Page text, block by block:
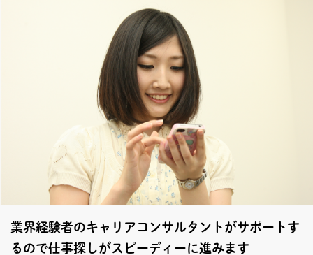
業界経験者のキャリアコンサルタントがサポートす
るので仕事探しがスピーディーに進みます